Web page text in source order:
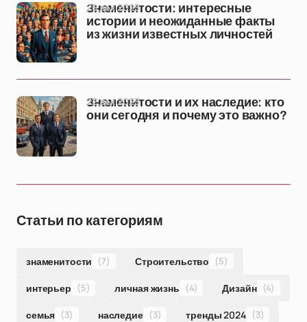
Знаменитости: интересные
истории и неожиданные факты
из жизни известных личностей
25 дек 2025
Знаменитости и их наследие: кто
они сегодня и почему это важно?
22 дек 2025
Статьи по категориям
знаменитости (7) Строительство (5)
интерьер (5) личная жизнь (4) Дизайн (4)
семья (3) наследие (3) тренды 2024 (3)